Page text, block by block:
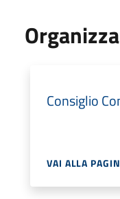
Consiglio
VAI ALLA